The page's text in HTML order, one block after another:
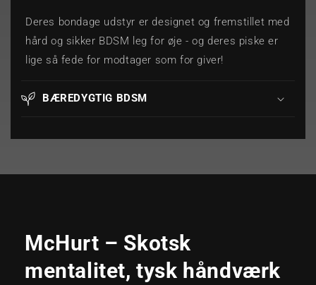
Deres bondage udstyr er designet og fremstillet med
hård og sikker BDSM leg for øje - og deres piske er
lige så fede for modtager som for giver!
BÆREDYGTIG BDSM
McHurt – Skotsk
mentalitet, tysk håndværk